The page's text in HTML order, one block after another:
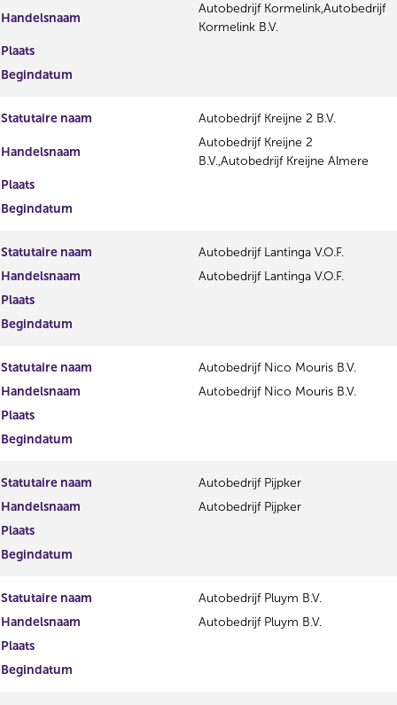
Handelsnaam
Autobedrijf Kormelink,Autobedrijf
Kormelink B.V.
Plaats
Begindatum
Statutaire naam Autobedrijf Kreijne 2 B.V.
Handelsnaam
Autobedrijf Kreijne 2
B.V.,Autobedrijf Kreijne Almere
Plaats
Begindatum
Statutaire naam
Autobedrijf Lantinga V.O.F.
Handelsnaam
Autobedrijf Lantinga V.O.F.
Plaats
Begindatum
Statutaire naam
Autobedrijf Nico Mouris B.V.
Handelsnaam
Autobedrijf Nico Mouris B.V.
Plaats
Begindatum
Statutaire naam
Autobedrijf Pijpker
Handelsnaam
Autobedrijf Pijpker
Plaats
Begindatum
Statutaire naam
Autobedrijf Pluym B.V.
Handelsnaam
Autobedrijf Pluym B.V.
Plaats
Begindatum